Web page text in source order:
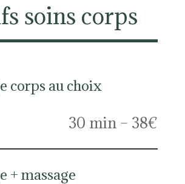
soins corps
corps au choix
30 min – 38€
+ massage